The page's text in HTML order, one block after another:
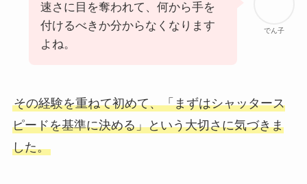
でん子
速さに目を奪われて、何から手を
付けるべきか分からなくなります
よね。
その経験を重ねて初めて、「まずはシャッタース
ピードを基準に決める」という大切さに気づきま
した。